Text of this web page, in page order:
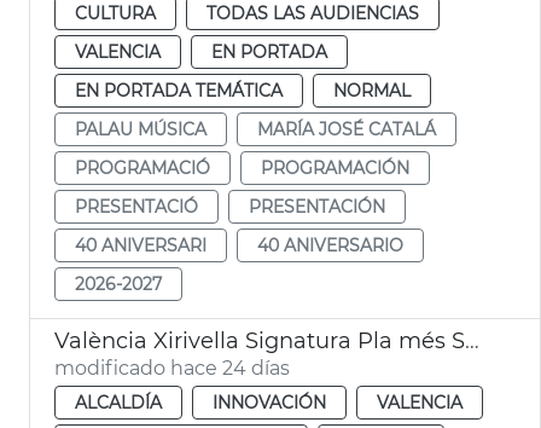
CULTURA
TODAS LAS AUDIENCIAS
VALENCIA
EN PORTADA
EN PORTADA TEMÁTICA
NORMAL
PALAU MÚSICA
MARÍA JOSÉ CATALÁ
PROGRAMACIÓ
PROGRAMACIÓN
PRESENTACIÓ
PRESENTACIÓN
40 ANIVERSARI
40 ANIVERSARIO
2026-2027
València Xirivella Signatura Pla més Segura
modificado hace 24 días
ALCALDÍA INNOVACIÓN
VALENCIA